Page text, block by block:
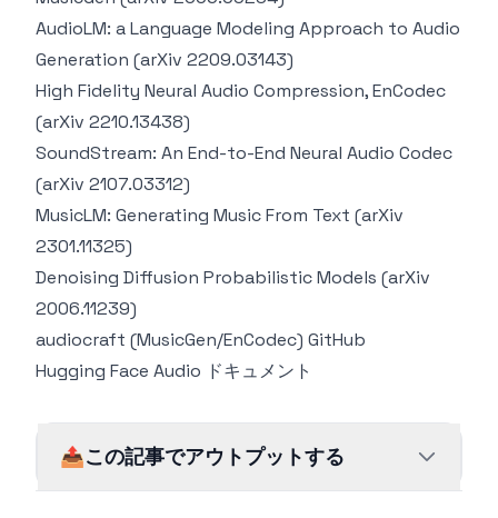
AudioLM: a Language Modeling Approach to Audio
Generation (arXiv 2209.03143)
High Fidelity Neural Audio Compression, EnCodec
(arXiv 2210.13438)
SoundStream: An End-to-End Neural Audio Codec
(arXiv 2107.03312)
MusicLM: Generating Music From Text (arXiv
2301.11325)
Denoising Diffusion Probabilistic Models (arXiv
2006.11239)
audiocraft (MusicGen/EnCodec) GitHub
Hugging Face Audio ドキュメント
📤この記事でアウトプットする